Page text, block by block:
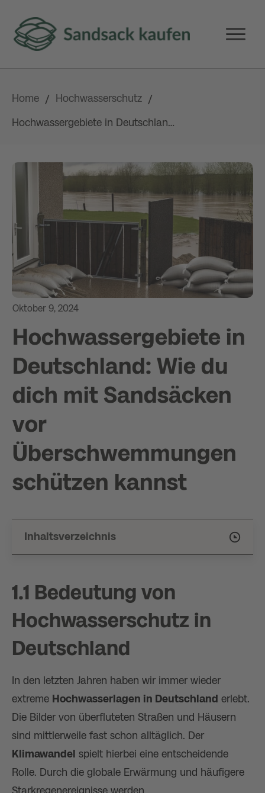
Home / Hochwasserschutz /
Hochwassergebiete in Deutschland: Wie du dich mit Sandsäcken vor Überschwemmungen schützen kannst
Oktober 9, 2024
Hochwassergebiete in
Deutschland: Wie du
dich mit Sandsäcken
vor
Überschwemmungen
schützen kannst
Inhaltsverzeichnis
1.1 Bedeutung von
Hochwasserschutz in
Deutschland
In den letzten Jahren haben wir immer wieder
extreme Hochwasserlagen in Deutschland erlebt.
Die Bilder von überfluteten Straßen und Häusern
sind mittlerweile fast schon alltäglich. Der
Klimawandel spielt hierbei eine entscheidende
Rolle. Durch die globale Erwärmung und häufigere